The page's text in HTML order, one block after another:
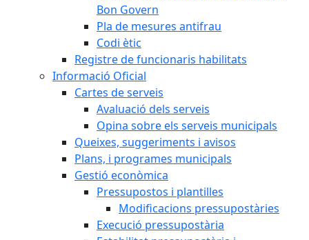
Bon Govern
Pla de mesures antifrau
Codi ètic
Registre de funcionaris habilitats
Informació Oficial
Cartes de serveis
Avaluació dels serveis
Opina sobre els serveis municipals
Queixes, suggeriments i avisos
Plans, i programes municipals
Gestió econòmica
Pressupostos i plantilles
Modificacions pressupostàries
Execució pressupostària